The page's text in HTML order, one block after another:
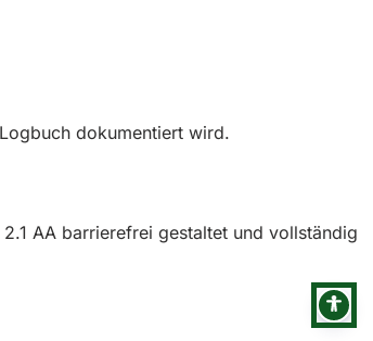
dokumentiert wird.
AA barrierefrei gestaltet und vollständig